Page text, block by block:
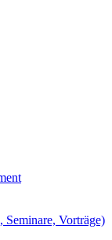
Seminare, Vorträge)